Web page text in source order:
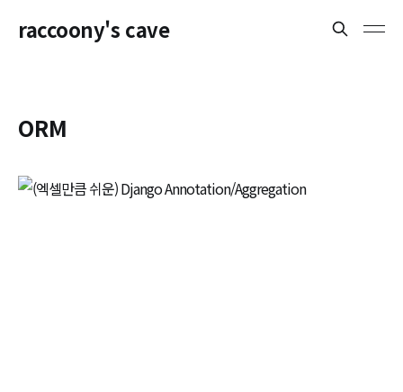
raccoony's cave
ORM